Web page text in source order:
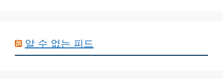
알 수 없는 피드